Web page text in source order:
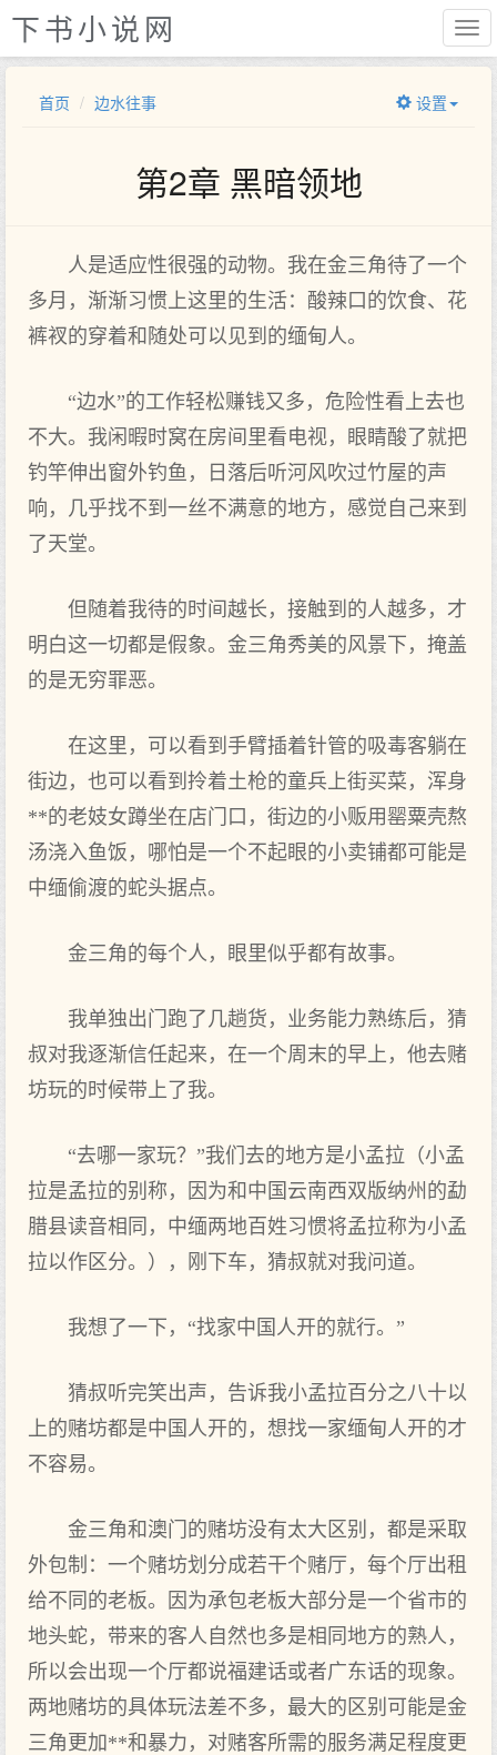
下书小说网
首页 边水往事 设置
第2章 黑暗领地
人是适应性很强的动物。我在金三角待了一个
多月，渐渐习惯上这里的生活：酸辣口的饮食、花
裤衩的穿着和随处可以见到的缅甸人。
“边水”的工作轻松赚钱又多，危险性看上去也
不大。我闲暇时窝在房间里看电视，眼睛酸了就把
钓竿伸出窗外钓鱼，日落后听河风吹过竹屋的声
响，几乎找不到一丝不满意的地方，感觉自己来到
了天堂。
但随着我待的时间越长，接触到的人越多，才
明白这一切都是假象。金三角秀美的风景下，掩盖
的是无穷罪恶。
在这里，可以看到手臂插着针管的吸毒客躺在
街边，也可以看到拎着土枪的童兵上街买菜，浑身
**的老妓女蹲坐在店门口，街边的小贩用罂粟壳熬
汤浇入鱼饭，哪怕是一个不起眼的小卖铺都可能是
中缅偷渡的蛇头据点。
金三角的每个人，眼里似乎都有故事。
我单独出门跑了几趟货，业务能力熟练后，猜
叔对我逐渐信任起来，在一个周末的早上，他去赌
坊玩的时候带上了我。
“去哪一家玩？”我们去的地方是小孟拉（小孟
拉是孟拉的别称，因为和中国云南西双版纳州的勐
腊县读音相同，中缅两地百姓习惯将孟拉称为小孟
拉以作区分。），刚下车，猜叔就对我问道。
我想了一下，“找家中国人开的就行。”
猜叔听完笑出声，告诉我小孟拉百分之八十以
上的赌坊都是中国人开的，想找一家缅甸人开的才
不容易。
金三角和澳门的赌坊没有太大区别，都是采取
外包制：一个赌坊划分成若干个赌厅，每个厅出租
给不同的老板。因为承包老板大部分是一个省市的
地头蛇，带来的客人自然也多是相同地方的熟人，
所以会出现一个厅都说福建话或者广东话的现象。
两地赌坊的具体玩法差不多，最大的区别可能是金
三角更加**和暴力，对赌客所需的服务满足程度更